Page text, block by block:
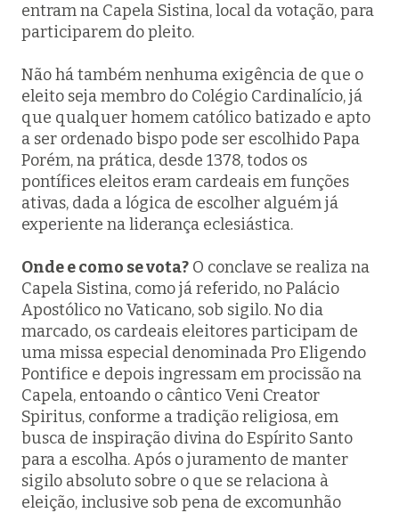
entram na Capela Sistina, local da votação, para
participarem do pleito.
Não há também nenhuma exigência de que o
eleito seja membro do Colégio Cardinalício, já
que qualquer homem católico batizado e apto
a ser ordenado bispo pode ser escolhido Papa
Porém, na prática, desde 1378, todos os
pontífices eleitos eram cardeais em funções
ativas, dada a lógica de escolher alguém já
experiente na liderança eclesiástica.
Onde e como se vota? O conclave se realiza na
Capela Sistina, como já referido, no Palácio
Apostólico no Vaticano, sob sigilo. No dia
marcado, os cardeais eleitores participam de
uma missa especial denominadaPro Eligendo
Pontifice e depois ingressam em procissão na
Capela, entoando o cânticoVeni Creator
Spiritus, conforme a tradição religiosa, em
busca de inspiração divina do Espírito Santo
para a escolha. Após o juramento de manter
sigilo absoluto sobre o que se relaciona à
eleição, inclusive sob pena de excomunhão